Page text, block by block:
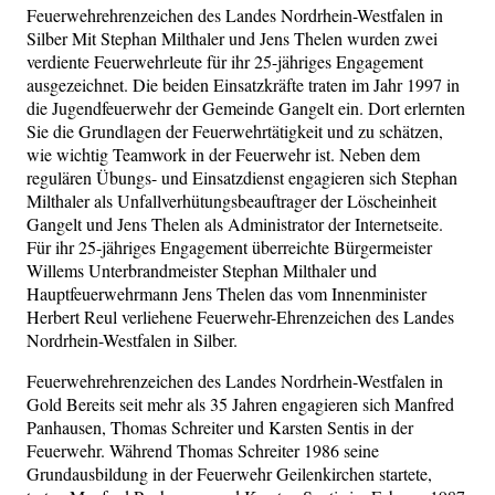
Feuerwehrehrenzeichen des Landes Nordrhein-Westfalen in
Silber Mit Stephan Milthaler und Jens Thelen wurden zwei
verdiente Feuerwehrleute für ihr 25-jähriges Engagement
ausgezeichnet. Die beiden Einsatzkräfte traten im Jahr 1997 in
die Jugendfeuerwehr der Gemeinde Gangelt ein. Dort erlernten
Sie die Grundlagen der Feuerwehrtätigkeit und zu schätzen,
wie wichtig Teamwork in der Feuerwehr ist. Neben dem
regulären Übungs- und Einsatzdienst engagieren sich Stephan
Milthaler als Unfallverhütungsbeauftrager der Löscheinheit
Gangelt und Jens Thelen als Administrator der Internetseite.
Für ihr 25-jähriges Engagement überreichte Bürgermeister
Willems Unterbrandmeister Stephan Milthaler und
Hauptfeuerwehrmann Jens Thelen das vom Innenminister
Herbert Reul verliehene Feuerwehr-Ehrenzeichen des Landes
Nordrhein-Westfalen in Silber.
Feuerwehrehrenzeichen des Landes Nordrhein-Westfalen in
Gold Bereits seit mehr als 35 Jahren engagieren sich Manfred
Panhausen, Thomas Schreiter und Karsten Sentis in der
Feuerwehr. Während Thomas Schreiter 1986 seine
Grundausbildung in der Feuerwehr Geilenkirchen startete,